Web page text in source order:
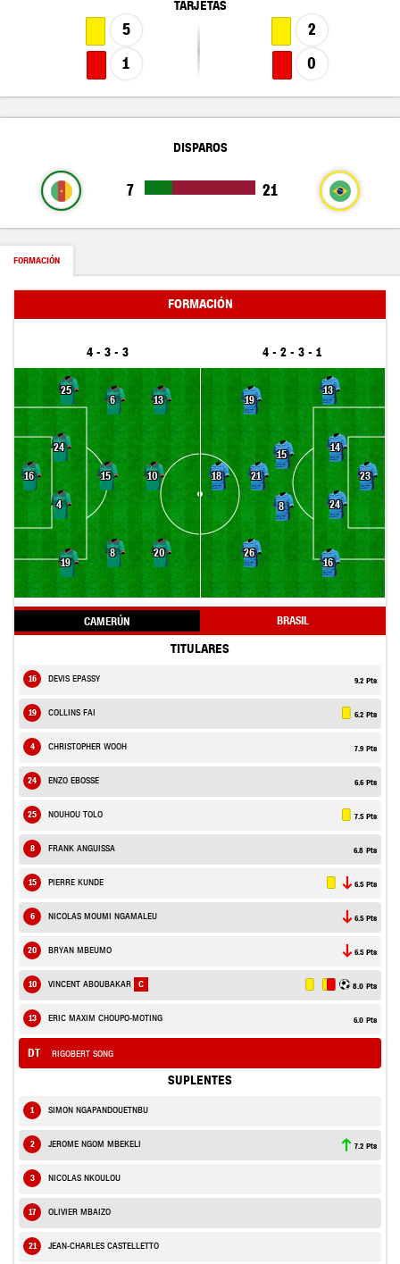
TARJETAS
5
1
2
0
DISPAROS
7 21
FORMACIÓN
FORMACIÓN
4 - 3 - 3
16
25
24
4
19
6
15
8
13
10
20
4 - 2 - 3 - 1
23
13
14
24
16
15
8
19
21
26
18
CAMERÚN BRASIL
TITULARES
16 DEVIS EPASSY 9.2 Pts
19 COLLINS FAI 6.2 Pts
4 CHRISTOPHER WOOH 7.9 Pts
24 ENZO EBOSSE 6.6 Pts
25 NOUHOU TOLO 7.5 Pts
8 FRANK ANGUISSA 6.8 Pts
15 PIERRE KUNDE 6.5 Pts
6 NICOLAS MOUMI NGAMALEU 6.5 Pts
20 BRYAN MBEUMO 6.5 Pts
10 VINCENT ABOUBAKAR C 8.0 Pts
13 ERIC MAXIM CHOUPO-MOTING 6.0 Pts
DT RIGOBERT SONG
SUPLENTES
1 SIMON NGAPANDOUETNBU
2 JEROME NGOM MBEKELI 7.2 Pts
3 NICOLAS NKOULOU
17 OLIVIER MBAIZO
21 JEAN-CHARLES CASTELLETTO